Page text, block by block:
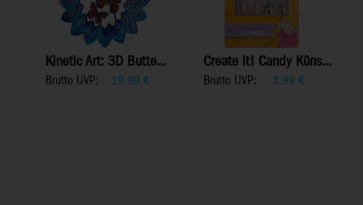
Kinetic Art: 3D Butte...
Brutto UVP: 19,99 €
Create it! Candy Küns...
Brutto UVP: 3,99 €